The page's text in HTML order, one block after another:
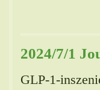
2024/7/1
GLP-1-